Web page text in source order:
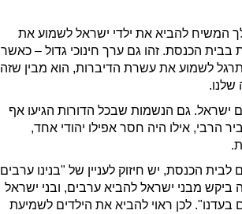
המשיח להביא את ילדי ישראל לשמוע את
הכנסת. זהו גם ערך חינוכי גדול – כאשר
לשמוע את עשרת הדיברות, הוא מבין שזה
שלנו.
ישראל. גם הנשמות שבכל הדורות הגיעו אף
הרבי, אילו היה חסר אפילו יהודי אחד,
הכנסת, יש חיזוק לעניין של "בנינו ערבים
מבני ישראל להביא ערבים, ובני ישראל
בעדנו". לכן ראוי להביא את הילדים לשמיעת